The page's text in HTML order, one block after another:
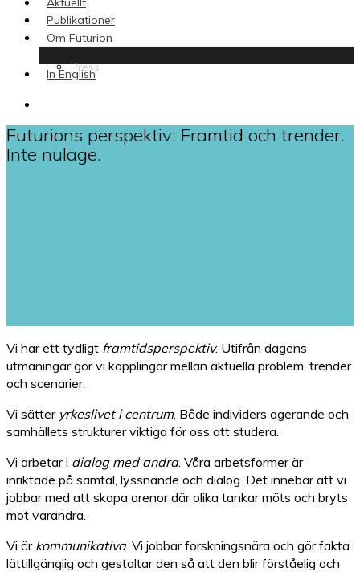
Publikationer
Om Futurion
Press
In English
Futurions perspektiv: Framtid och trender.
Inte nuläge.
Vi har ett tydligt framtidsperspektiv. Utifrån dagens
utmaningar gör vi kopplingar mellan aktuella problem, trender
och scenarier.
Vi sätter yrkeslivet i centrum. Både individers agerande och
samhällets strukturer viktiga för oss att studera.
Vi arbetar i dialog med andra. Våra arbetsformer är
inriktade på samtal, lyssnande och dialog. Det innebär att vi
jobbar med att skapa arenor där olika tankar möts och bryts
mot varandra.
Vi är kommunikativa. Vi jobbar forskningsnära och gör fakta
lättillgänglig och gestaltar den så att den blir förståelig och